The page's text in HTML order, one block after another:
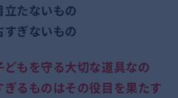
立たないもの
すぎないもの
どもを守る大切な道具なの
るものはその役目を果たす